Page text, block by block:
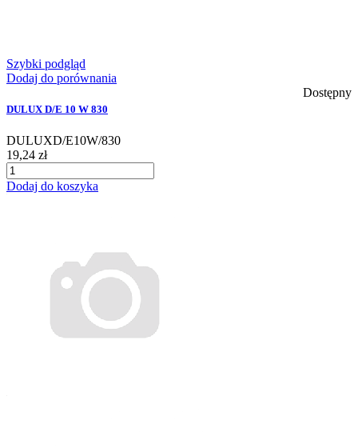
Szybki podgląd
Dodaj do porównania
Dostępny
DULUX D/E 10 W 830
DULUXD/E10W/830
19,24 zł
Dodaj do koszyka